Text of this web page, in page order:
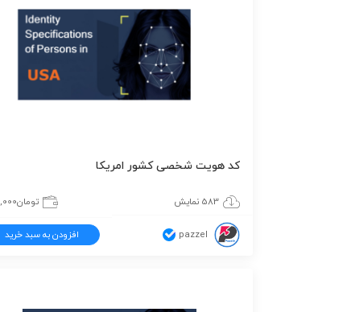
کد هویت شخصی کشور امریکا
583 نمایش تومان
pazzel افزودن به سبد خرید